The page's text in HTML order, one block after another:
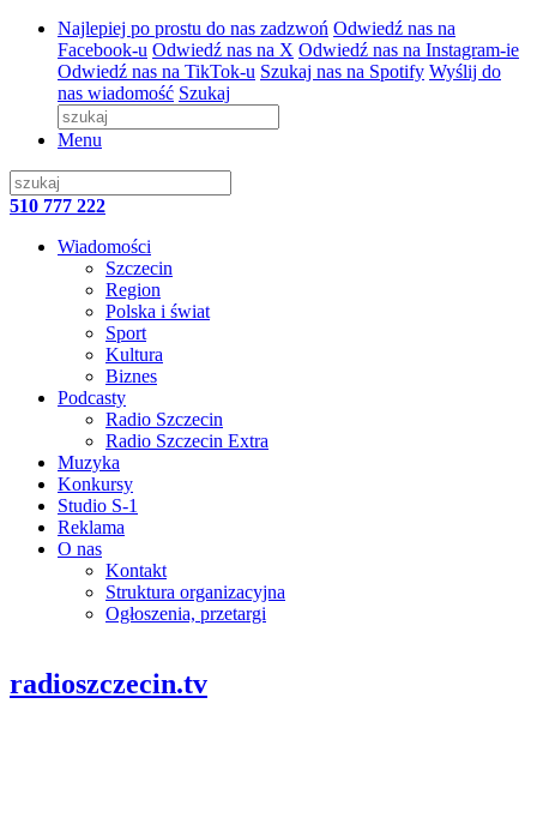
Najlepiej po prostu do nas zadzwoń Odwiedź nas na
Facebook-u Odwiedź nas na X Odwiedź nas na Instagram-ie
Odwiedź nas na TikTok-u Szukaj nas na Spotify Wyślij do
nas wiadomość Szukaj
Menu
510 777 222
Wiadomości
Szczecin
Region
Polska i świat
Sport
Kultura
Biznes
Podcasty
Radio Szczecin
Radio Szczecin Extra
Muzyka
Konkursy
Studio S-1
Reklama
O nas
Kontakt
Struktura organizacyjna
Ogłoszenia, przetargi
radioszczecin.tv